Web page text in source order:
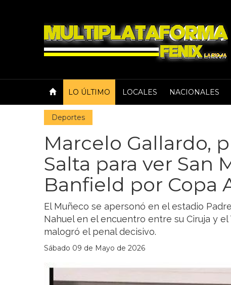
LO ÚLTIMO LOCALES NACIONALES
Deportes
Marcelo Gallardo,
Salta para ver San
Banfield por Copa
El Muñeco se apersonó en el estadio
Nahuel en el encuentro entre su Ciruja y
malogró el penal decisivo.
Sábado 09 de Mayo de 2026